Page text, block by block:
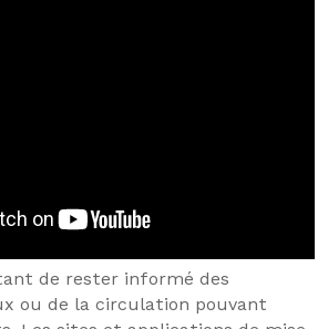
de rester informé des
ou de la circulation pouvant